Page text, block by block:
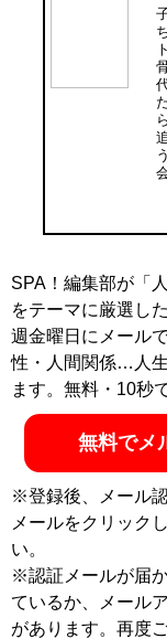
SPA！編集部が「
をテーマに厳選し
週金曜日にメール
性・人間関係…人
ます。無料・10秒
無料で
※登録後、メール
メールをクリック
い。
※認証メールが届
ているか、メール
があります。再度